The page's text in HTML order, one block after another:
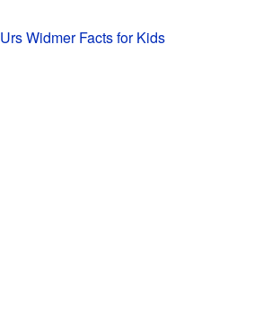
Urs Widmer Facts for Kids